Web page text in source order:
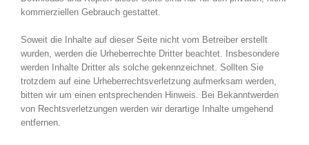
kommerziellen Gebrauch gestattet.
Soweit die Inhalte auf dieser Seite nicht vom Betreiber erstellt
wurden, werden die Urheberrechte Dritter beachtet. Insbesondere
werden Inhalte Dritter als solche gekennzeichnet. Sollten Sie
trotzdem auf eine Urheberrechtsverletzung aufmerksam werden,
bitten wir um einen entsprechenden Hinweis. Bei Bekanntwerden
von Rechtsverletzungen werden wir derartige Inhalte umgehend
entfernen.